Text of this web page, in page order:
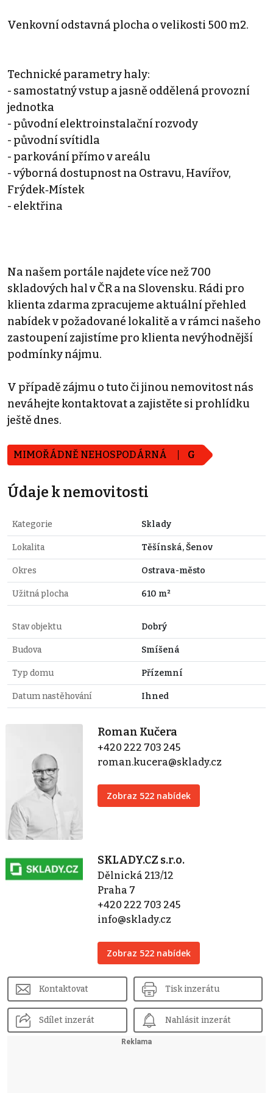
Venkovní odstavná plocha o velikosti 500 m2.
Technické parametry haly:
- samostatný vstup a jasně oddělená provozní
jednotka
- původní elektroinstalační rozvody
- původní svítidla
- parkování přímo v areálu
- výborná dostupnost na Ostravu, Havířov,
Frýdek‑Místek
- elektřina
Na našem portále najdete více než 700
skladových hal v ČR a na Slovensku. Rádi pro
klienta zdarma zpracujeme aktuální přehled
nabídek v požadované lokalitě a v rámci našeho
zastoupení zajistíme pro klienta nevýhodnější
podmínky nájmu.
V případě zájmu o tuto či jinou nemovitost nás
neváhejte kontaktovat a zajistěte si prohlídku
ještě dnes.
MIMOŘÁDNĚ NEHOSPODÁRNÁ G
Údaje k nemovitosti
Kategorie Sklady
Lokalita Těšínská, Šenov
Okres Ostrava-město
Užitná plocha 610 m²
Stav objektu Dobrý
Budova Smíšená
Typ domu Přízemní
Datum nastěhování Ihned
Roman Kučera
+420 222 703 245
roman.kucera@sklady.cz
Zobraz 522 nabídek
SKLADY.CZ s.r.o.
Dělnická 213/12
Praha 7
+420 222 703 245
info@sklady.cz
Zobraz 522 nabídek
Kontaktovat Tisk inzerátu
Sdílet inzerát Nahlásit inzerát